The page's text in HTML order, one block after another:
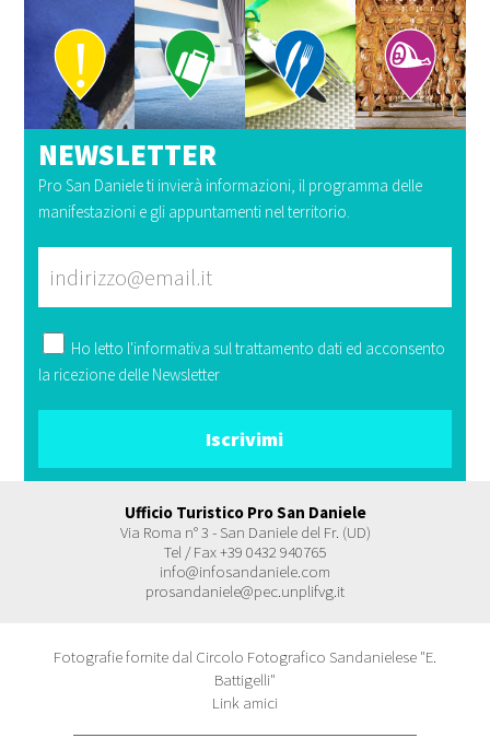
NEWSLETTER
Pro San Daniele ti invierà informazioni, il programma delle
manifestazioni e gli appuntamenti nel territorio.
Ho letto l'informativa sul trattamento dati ed acconsento
la ricezione delle Newsletter
Ufficio Turistico Pro San Daniele
Via Roma n° 3 - San Daniele del Fr. (UD)
Tel / Fax +39 0432 940765
info@infosandaniele.com
prosandaniele@pec.unplifvg.it
Fotografie fornite dal Circolo Fotografico Sandanielese "E.
Battigelli"
Link amici